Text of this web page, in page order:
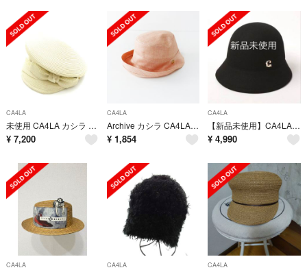
CA4LA
未使用 CA4LA カシラ キャスケット ペーパー他 リボン ハット レディース AO4300
¥ 7,200
CA4LA
Archive カシラ CA4LA ポリエステル 中折れ ストローハット ピンク┃日本製 帽子【2400015037783】
¥ 1,854
CA4LA
【新品未使用】CA4LA カシラ SIMONE シモネ メルトハット ブラック
¥ 4,990
CA4LA CA4LA CA4LA